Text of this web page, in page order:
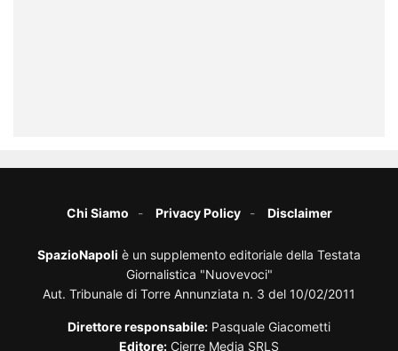
Chi Siamo Privacy Policy Disclaimer
SpazioNapoli è un supplemento editoriale della Testata
Giornalistica "Nuovevoci"
Aut. Tribunale di Torre Annunziata n. 3 del 10/02/2011
Direttore responsabile: Pasquale Giacometti
Editore: Cierre Media SRLS